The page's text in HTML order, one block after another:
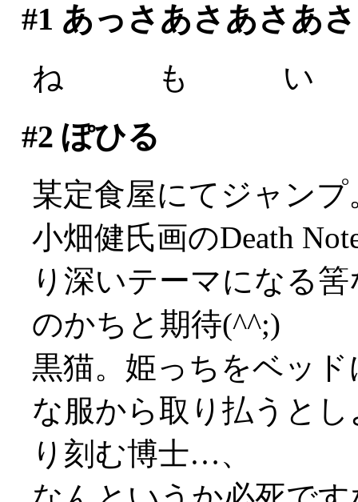
#1 あっさあさあさあ
ね も い
#2 ぽひる
某定食屋にてジャンプ
小畑健氏画のDeath
り深いテーマになる
のかちと期待(^^;)
黒猫。姫っちをベッ
な服から取り払うと
り刻む博士…、